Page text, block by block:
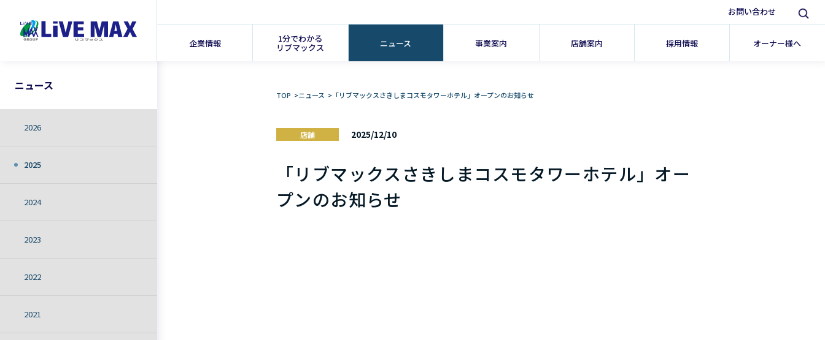
企業情報 1分でわかる
リブマックス ニュース 事業案内 店舗案内 採用情報 オーナー様へ
お問い合わせ
ニュース
2026
2025
2024
2023
2022
2021
TOP >ニュース > 「リブマックスさきしまコスモタワーホテル」オープンのお知らせ
店舗 2025/12/10
「リブマックスさきしまコスモタワーホテル」オー
プンのお知らせ